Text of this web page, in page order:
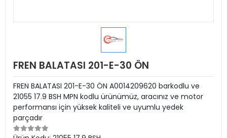
FREN BALATASI 201-E-30 ÖN
FREN BALATASI 201-E-30 ÖN A0014209620 barkodlu ve
21055 17.9 BSH MPN kodlu ürünümüz, aracınız ve motor
performansı için yüksek kaliteli ve uyumlu yedek
parçadır